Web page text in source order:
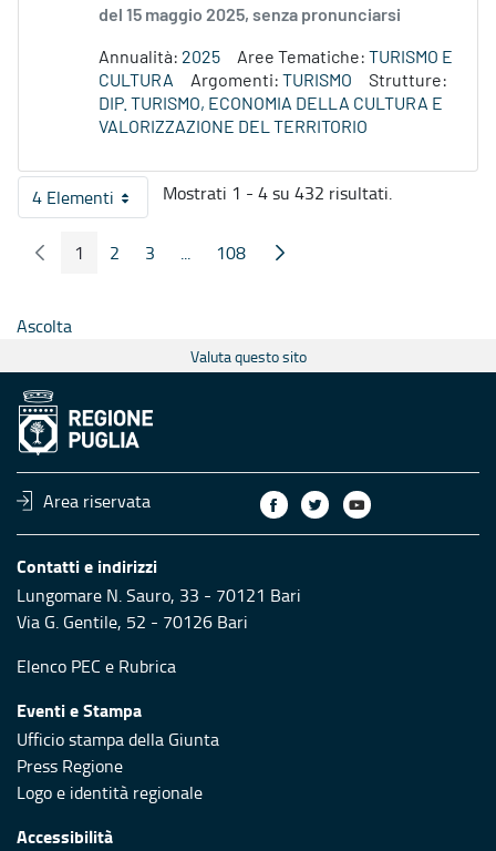
del 15 maggio 2025, senza pronunciarsi
Annualità: 2025 Aree Tematiche: TURISMO E
CULTURA
Argomenti: TURISMO
Strutture:
DIP. TURISMO, ECONOMIA DELLA CULTURA E
VALORIZZAZIONE DEL TERRITORIO
4 ElementiPer pagina
Mostrati 1 - 4 su 432 risultati.
Pagina Precedente
Pagina
1 Pagina
2 Pagina
3 ...
Pagine intermedie
Pagina
108 Pagina Seguente
Ascolta
Valuta questo sito
Area riservata
Contatti e indirizzi
Lungomare N. Sauro, 33 - 70121 Bari
Via G. Gentile, 52 - 70126 Bari
Elenco PEC e Rubrica
Eventi e Stampa
Ufficio stampa della Giunta
Press Regione
Logo e identità regionale
Accessibilità